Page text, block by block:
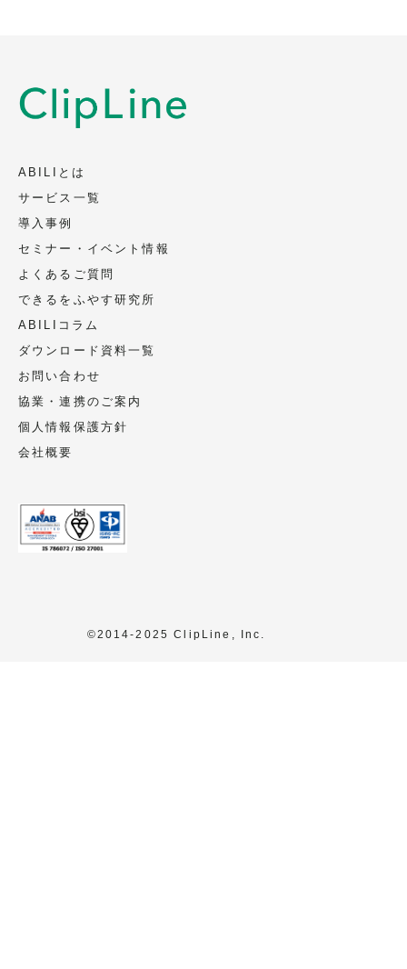
ABILIとは
サービス一覧
導入事例
セミナー・イベント情報
よくあるご質問
できるをふやす研究所
ABILIコラム
ダウンロード資料一覧
お問い合わせ
協業・連携のご案内
個人情報保護方針
会社概要
©2014-2025 ClipLine, Inc.